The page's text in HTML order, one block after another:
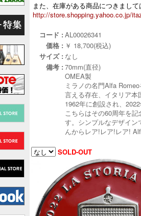
また、在庫がある商品につきまし
http://store.shopping.yahoo.co.jp/
コード : AL00026341
価格 : ￥ 18,700(税込)
サイズ : なし
備考 : 70mm(直径)
OMEA製
ミラノの名門Alfa
言える存在、イタリア
1962年に創設され、
こちらはその60周年を
す。シンプルなデザイ
んからレア!レア!レア!
SOLD-OUT